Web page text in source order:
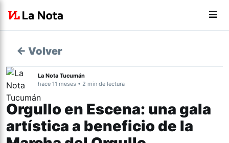
← Volver
La Nota Tucumán
hace 11 meses • 2 min de lectura
Orgullo en Escena: una gala
artística a beneficio de la